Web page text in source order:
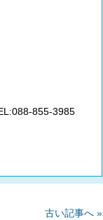
古い記事へ »